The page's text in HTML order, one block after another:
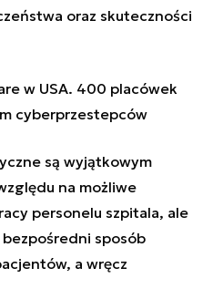
oraz skuteczności
w USA. 400 placówek
cyberprzestepców
są wyjątkowym
na możliwe
personelu szpitala, ale
sposób
a wręcz